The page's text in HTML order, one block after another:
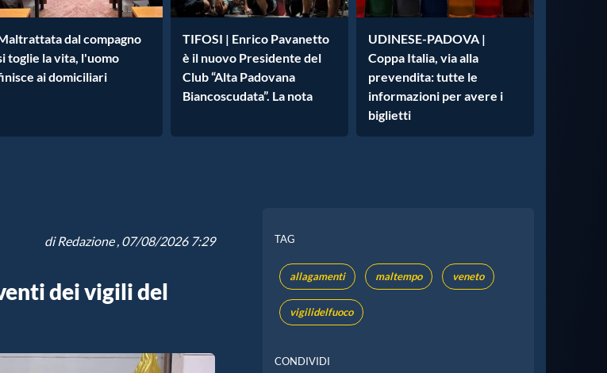
dal compagno
toglie la vita, l'uomo
ai domiciliari
TIFOSI | Enrico Pavanetto
è il nuovo Presidente del
Club “Alta Padovana
Biancoscudata”. La nota
UDINESE-PADOVA |
Coppa Italia, via alla
prevendita: tutte le
informazioni per avere i
biglietti
diRedazione, 07/08/2026 7:29
dei vigili del
TAG
allagamenti maltempo veneto
vigilidelfuoco
CONDIVIDI